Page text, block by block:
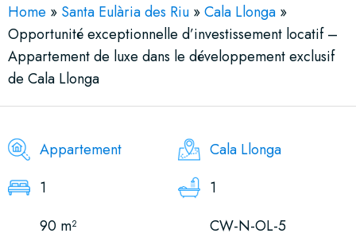
Home » Santa Eulària des Riu »Cala Llonga »
Opportunité exceptionnelle d’investissement locatif –
Appartement de luxe dans le développement exclusif
de Cala Llonga
Appartement
Cala Llonga
1
1
90 m²
CW-N-OL-5